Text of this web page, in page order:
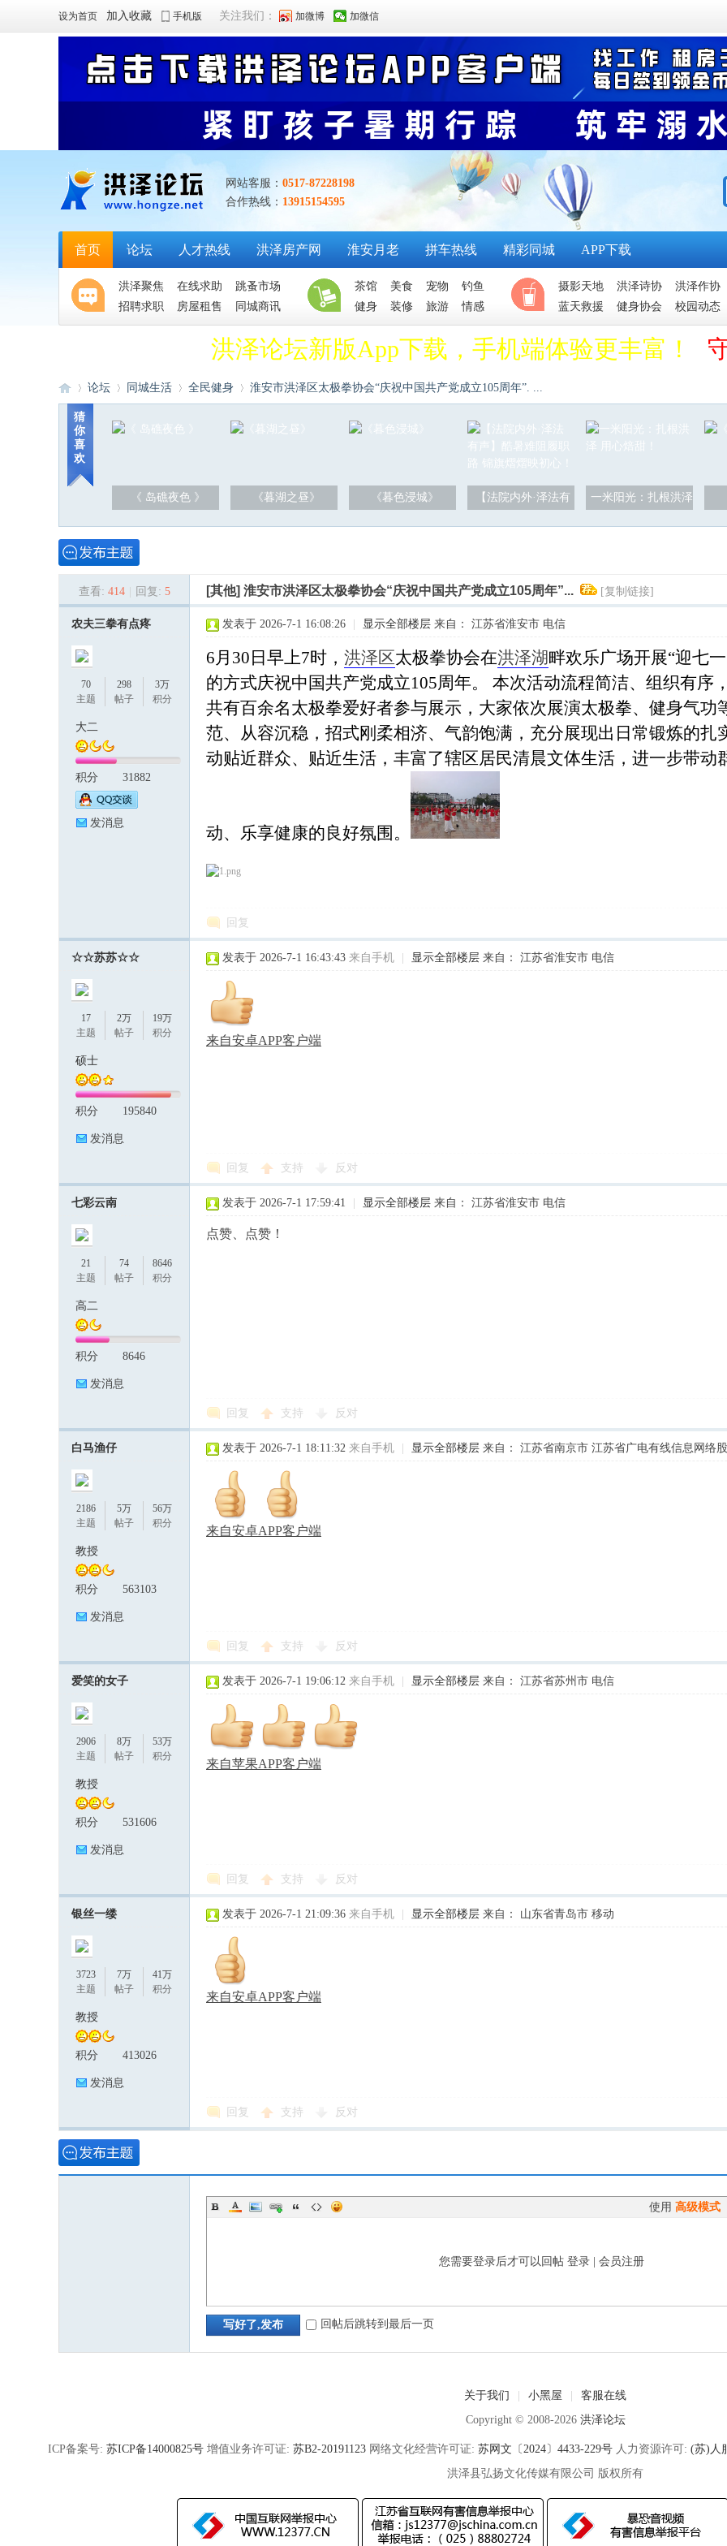
设为首页 加入收藏 手机版 关注我们： 加微博 加微信
网站客服： 0517-87228198
合作热线： 13915154595
首页 论坛 人才热线 洪泽房产网 淮安月老 拼车热线 精彩同城 APP下载
洪泽聚焦 在线求助
跳蚤市场
招聘求职
房屋租售 同城商讯
茶馆 美食 宠物
钓鱼
健身
装修 旅游 情感
摄影天地 洪泽诗协
洪泽作协
蓝天救援
健身协会 校园动态
洪泽论坛新版App下载，手机端体验更丰富！
坛
»
论坛 同城生活 全民健身 淮安市洪泽区太极拳协会“庆祝中国共产党成立105周年”. ...
猜
你
喜
欢
《 岛礁夜色 》 《暮湖之昼》 《暮色浸城》 【法院内外·泽法有 一米阳光：扎根洪泽
查看: 414 回复: 5 [其他] 淮安市洪泽区太极拳协会“庆祝中国共产党成立105周年”... [复制链接]
农夫三拳有点疼
70
主题
298
帖子
3万
积分
大二
积分 31882
发消息
发表于 2026-7-1 16:08:26 显示全部楼层 来自： 江苏省淮安市 电信
6月30日早上7时， 洪泽区太极拳协会在洪泽湖畔欢乐广场开展“迎七
的方式庆祝中国共产党成立105周年。 本次活动流程简洁、组织有序
共有百余名太极拳爱好者参与展示，大家依次展演太极拳、健身气
范、从容沉稳，招式刚柔相济、气韵饱满，充分展现出日常锻炼的
动贴近群众、贴近生活，丰富了辖区居民清晨文体生活，进一步带动
动、乐享健康的良好氛围。
回复
☆☆苏苏☆☆
17
主题
2万
帖子
19万
积分
硕士
积分 195840
发消息
发表于 2026-7-1 16:43:43 来自手机 显示全部楼层 来自： 江苏省淮安市 电信
来自安卓APP客户端
回复 支持 反对
七彩云南
21
主题
74
帖子
8646
积分
高二
积分 8646
发消息
发表于 2026-7-1 17:59:41 显示全部楼层 来自： 江苏省淮安市 电信
点赞、点赞！
回复 支持 反对
白马渔仔
2186
主题
5万
帖子
56万
积分
教授
积分 563103
发消息
发表于 2026-7-1 18:11:32 来自手机 显示全部楼层 来自： 江苏省南京市 江苏省广电有线信息网络
来自安卓APP客户端
回复 支持 反对
爱笑的女子
2906
主题
8万
帖子
53万
积分
教授
积分 531606
发消息
发表于 2026-7-1 19:06:12 来自手机 显示全部楼层 来自： 江苏省苏州市 电信
来自苹果APP客户端
回复 支持 反对
银丝一缕
3723
主题
7万
帖子
41万
积分
教授
积分 413026
发消息
发表于 2026-7-1 21:09:36 来自手机 显示全部楼层 来自： 山东省青岛市 移动
来自安卓APP客户端
回复 支持 反对
使用 高级模式
您需要登录后才可以回帖 登录 会员注册
写好了,发布 回帖后跳转到最后一页
关于我们 小黑屋
客服在线
Copyright © 2008-2026 洪泽论坛
ICP备案号: 苏ICP备14000825号 增值业务许可证: 苏B2-20191123 网络文化经营许可证: 苏网文〔2024〕4433-229号 人力资源许可: (苏)人
洪泽县弘扬文化传媒有限公司 版权所有